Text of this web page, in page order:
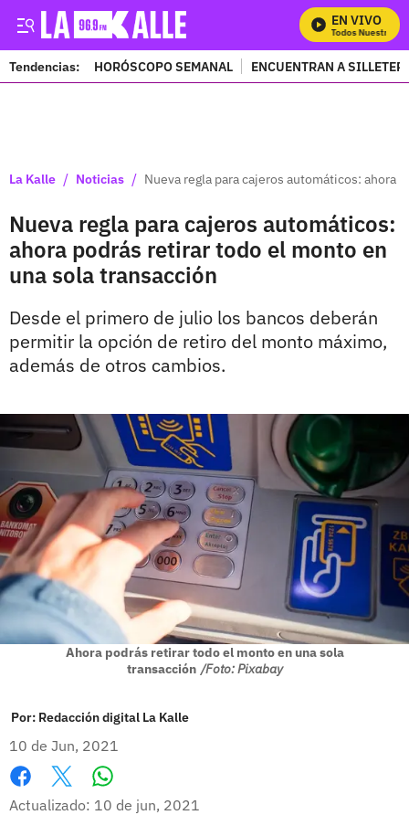
EN VIVO
Mira Todos Nuestros
Tendencias: HORÓSCOPO SEMANAL ENCUENTRAN A
La Kalle / Noticias / Nueva regla para cajeros automáticos: ahora
Nueva regla para cajeros automáticos:
ahora podrás retirar todo el monto en
una sola transacción
Desde el primero de julio los bancos deberán
permitir la opción de retiro del monto máximo,
además de otros cambios.
Ahora podrás retirar todo el monto en una sola
transacción /Foto: Pixabay
Por: Redacción digital La Kalle
10 de Jun, 2021
Facebook
X
Actualizado: 10 de jun, 2021